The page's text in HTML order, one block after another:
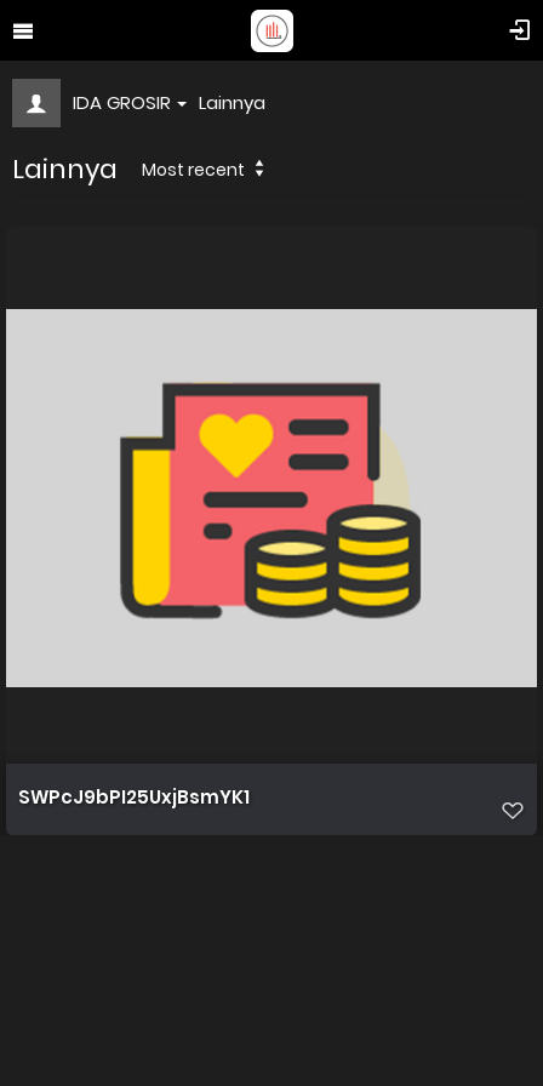
IDA GROSIR Lainnya
Lainnya Most recent
SWPcJ9bPI25UxjBsmYK1